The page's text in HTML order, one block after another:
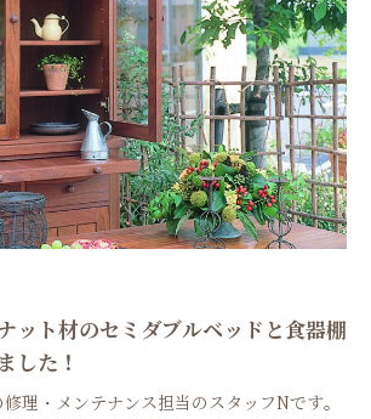
ット材のセミダブルベッドと食器棚
した！
理・メンテナンス担当のスタッフNです。